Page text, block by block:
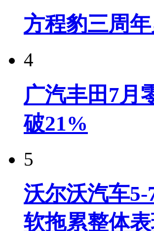
方程豹三周
4
广汽丰田7月
破21%
5
沃尔沃汽车
软拖累整体